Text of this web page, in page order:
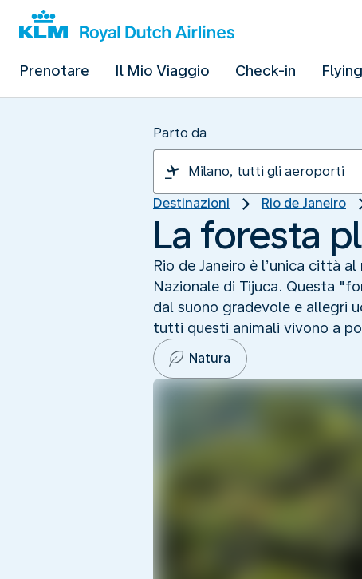
Prenotare Il Mio Viaggio Check-in
Parto da
Destinazioni Rio de Janeiro
La foresta
Rio de Janeiro è l’unica città
Nazionale di Tijuca. Questa
dal suono gradevole e allegri
tutti questi animali vivono a
Natura